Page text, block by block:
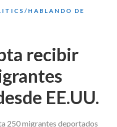
HABLANDO DE
recibir
EE.UU.